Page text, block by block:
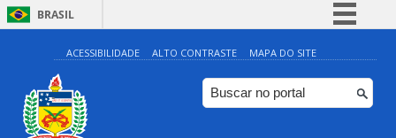
BRASIL
Simplifique!
Comunica BR
Participe
ACESSIBILIDADE ALTO CONTRASTE MAPA DO SITE